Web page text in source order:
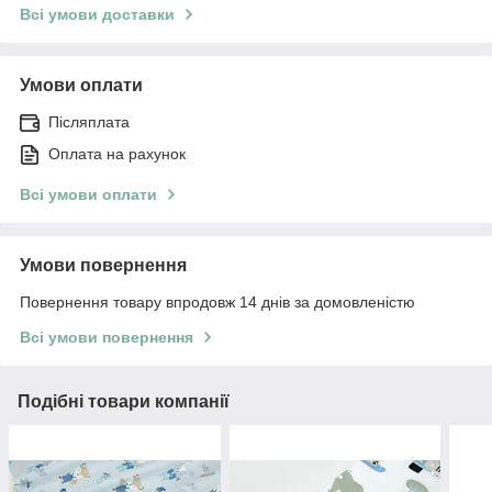
Всі умови доставки
Умови оплати
Післяплата
Оплата на рахунок
Всі умови оплати
Умови повернення
Повернення товару впродовж 14 днів за домовленістю
Всі умови повернення
Подібні товари компанії